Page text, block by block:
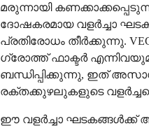
മരുന്നായി
ദോഷകരമായ വളർച്ചാ
പ്രതിരോധം തീർക്കുന്നു.
ഗ്രോത്ത് ഫാക്ടർ
ബന്ധിപ്പിക്കുന്നു, ഇത്
രക്തക്കുഴലുകളുടെ
ഈ വളർച്ചാ ഘടകങ്ങൾക്ക്